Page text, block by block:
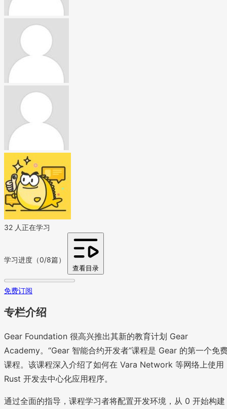
32 人正在学习
学习进度（0/8篇）
查看目录
免费订阅
专栏介绍
Gear Foundation 很高兴推出其新的教育计划 Gear
Academy。“Gear 智能合约开发者”课程是 Gear 的第一个免
课程。该课程深入介绍了如何在 Vara Network 等网络上使用
Rust 开发去中心化应用程序。
通过全面的指导，课程学习者将配置开发环境，从 0 开始构建